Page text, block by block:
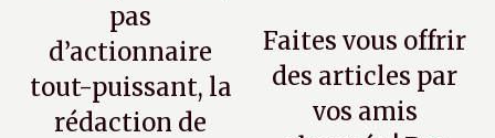
pas
d’actionnaire
tout-puissant, la
rédaction de
Faites vous offrir
des articles par
vos amis